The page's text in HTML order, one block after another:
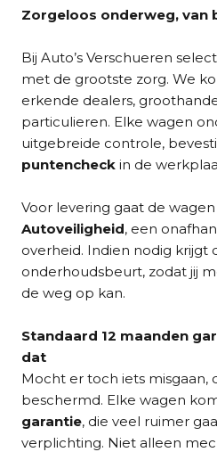
Zorgeloos onderweg, van
Bij Auto’s Verschueren
met de grootste zorg. We
erkende dealers,
particulieren. Elke wagen
uitgebreide controle,
puntencheck in de
Voor levering gaat de
Autoveiligheid, een
overheid. Indien nodig krijgt
onderhoudsbeurt, zodat jij
de weg op kan.
Standaard 12 maanden
dat
Mocht er toch iets misgaan,
beschermd. Elke wagen
garantie, die veel ruimer
verplichting. Niet alleen